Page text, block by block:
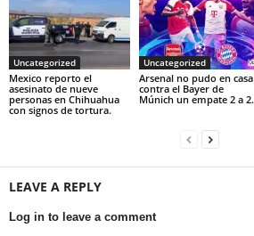
Uncategorized
Mexico reporto el
asesinato de nueve
personas en Chihuahua
con signos de tortura.
Uncategorized
Arsenal no pudo en casa
contra el Bayer de
Múnich un empate 2 a 2.
LEAVE A REPLY
Log in to leave a comment